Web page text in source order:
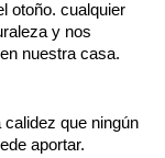
otoño. cualquier
y nos
nuestra casa.
calidez que ningún
aportar.